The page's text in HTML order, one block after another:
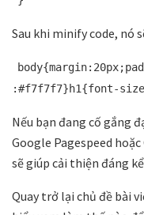
Sau khi minify code, nó
:#f7f7f7}h1{font-
Nếu bạn đang cố gắng
Google Pagespeed
sẽ giúp cải thiện đáng
Quay trở lại chủ đề bài